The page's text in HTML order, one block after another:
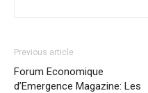
Previous article
Forum Economique
d’Emergence Magazine: Les